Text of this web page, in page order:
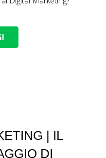
| IL
DI